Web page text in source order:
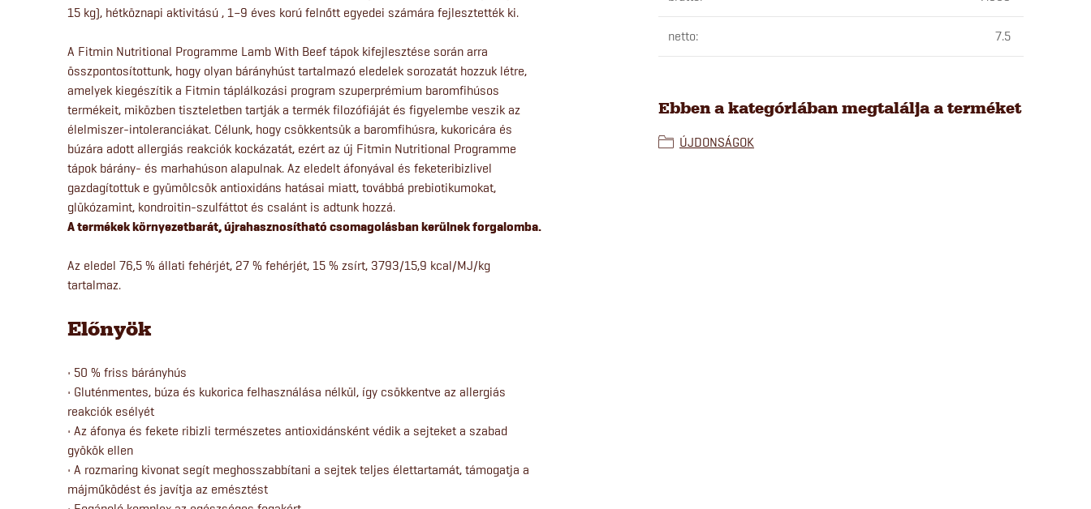
15 kg), hétköznapi aktivitású , 1–9 éves korú felnőtt egyedei számára fejlesztették ki.
A Fitmin Nutritional Programme Lamb With Beef tápok kifejlesztése során arra
összpontosítottunk, hogy olyan bárányhúst tartalmazó eledelek sorozatát hozzuk létre,
amelyek kiegészítik a Fitmin táplálkozási program szuperprémium baromfihúsos
termékeit, miközben tiszteletben tartják a termék filozófiáját és figyelembe veszik az
élelmiszer-intoleranciákat. Célunk, hogy csökkentsük a baromfihúsra, kukoricára és
búzára adott allergiás reakciók kockázatát, ezért az új Fitmin Nutritional Programme
tápok bárány- és marhahúson alapulnak. Az eledelt áfonyával és feketeribizlivel
gazdagítottuk e gyümölcsök antioxidáns hatásai miatt, továbbá prebiotikumokat,
glükózamint, kondroitin-szulfáttot és csalánt is adtunk hozzá.
A termékek környezetbarát, újrahasznosítható csomagolásban kerülnek forgalomba.
Az eledel 76,5 % állati fehérjét, 27 % fehérjét, 15 % zsírt, 3793/15,9 kcal/MJ/kg
tartalmaz.
Előnyök
• 50 % friss bárányhús
• Gluténmentes, búza és kukorica felhasználása nélkül, így csökkentve az allergiás
reakciók esélyét
• Az áfonya és fekete ribizli természetes antioxidánsként védik a sejteket a szabad
gyökök ellen
• A rozmaring kivonat segít meghosszabbítani a sejtek teljes élettartamát, támogatja a
májműködést és javítja az emésztést
netto: 7.5
Ebben a kategóriában megtalálja a terméket
ÚJDONSÁGOK